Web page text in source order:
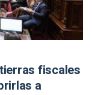
fiscales
a